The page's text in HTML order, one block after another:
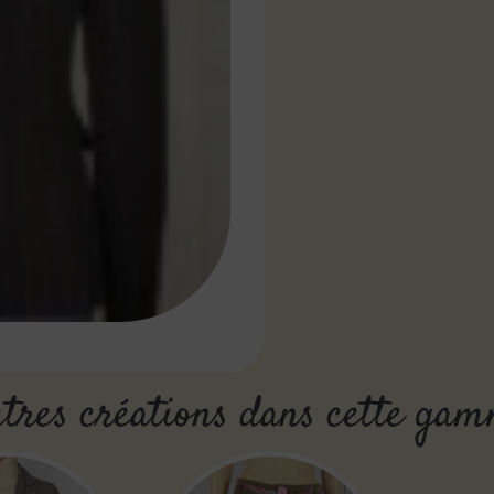
créations dans cette